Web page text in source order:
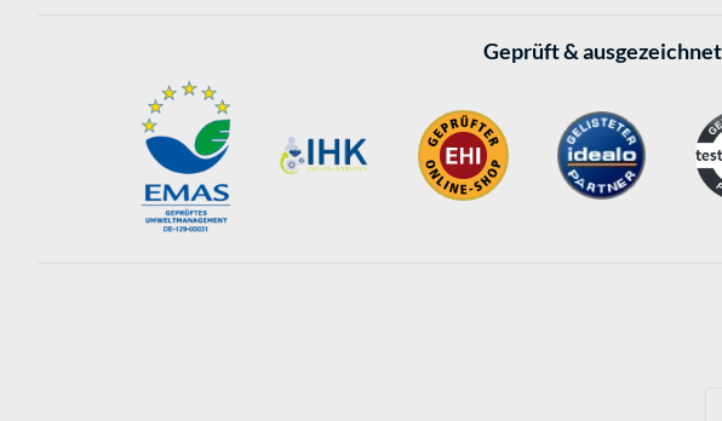
Geprüft & ausgezeichnet